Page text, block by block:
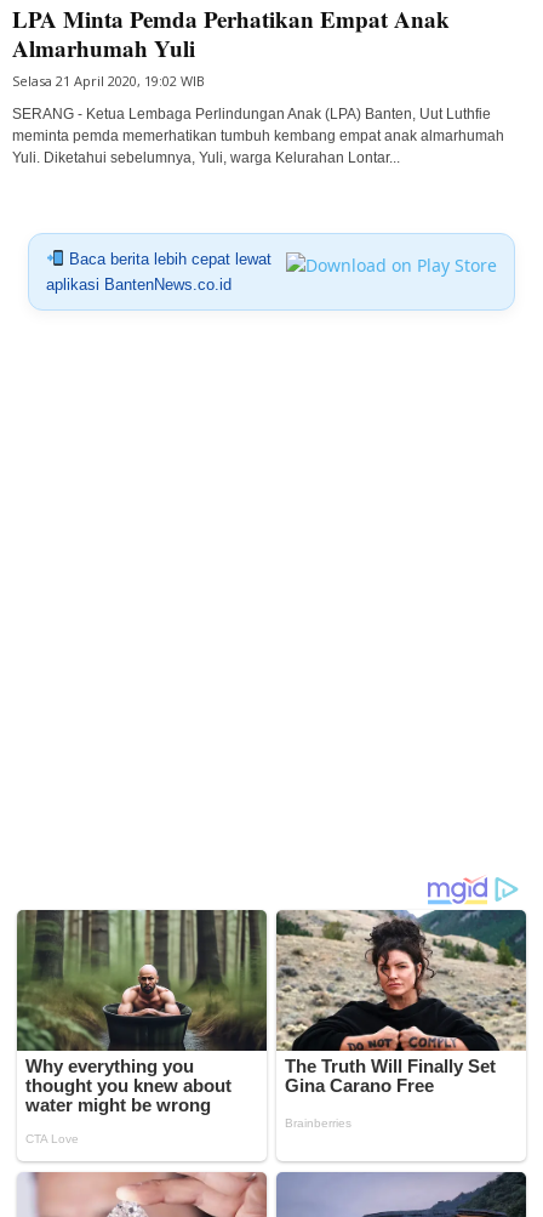
LPA Minta Pemda Perhatikan Empat Anak
Almarhumah Yuli
Selasa 21 April 2020, 19:02 WIB
SERANG - Ketua Lembaga Perlindungan Anak (LPA) Banten, Uut Luthfie
meminta pemda memerhatikan tumbuh kembang empat anak almarhumah
Yuli. Diketahui sebelumnya, Yuli, warga Kelurahan Lontar...
Baca berita lebih cepat lewat
aplikasi BantenNews.co.id